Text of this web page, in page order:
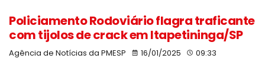
Policiamento Rodoviário flagra traficante
com tijolos de crack em Itapetininga/SP
Agência de Notícias da PMESP 16/01/2025 09:33